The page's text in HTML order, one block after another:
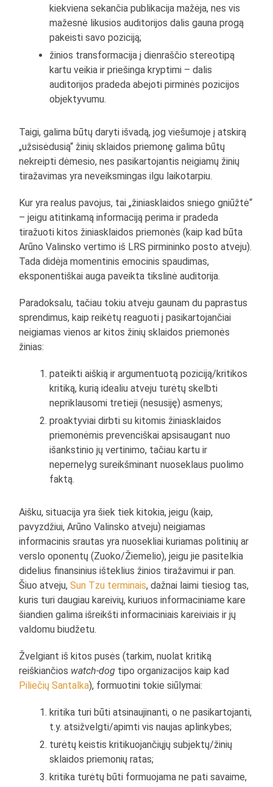
kiekviena sekančia publikacija mažėja, nes vis
mažesnė likusios auditorijos dalis gauna progą
pakeisti savo poziciją;
žinios transformacija į dienraščio stereotipą
kartu veikia ir priešinga kryptimi – dalis
auditorijos pradeda abejoti pirminės pozicijos
objektyvumu.
Taigi, galima būtų daryti išvadą, jog viešumoje į atskirą
„užsisėdusią“ žinių sklaidos priemonę galima būtų
nekreipti dėmesio, nes pasikartojantis neigiamų žinių
tiražavimas yra neveiksmingas ilgu laikotarpiu.
Kur yra realus pavojus, tai „žiniasklaidos sniego gniūžtė“
– jeigu atitinkamą informaciją perima ir pradeda
tiražuoti kitos žiniasklaidos priemonės (kaip kad būta
Arūno Valinsko vertimo iš LRS pirmininko posto atveju).
Tada didėja momentinis emocinis spaudimas,
eksponentiškai auga paveikta tikslinė auditorija.
Paradoksalu, tačiau tokiu atveju gaunam du paprastus
sprendimus, kaip reikėtų reaguoti į pasikartojančiai
neigiamas vienos ar kitos žinių sklaidos priemonės
žinias:
pateikti aiškią ir argumentuotą poziciją/kritikos
kritiką, kurią idealiu atveju turėtų skelbti
nepriklausomi tretieji (nesusiję) asmenys;
proaktyviai dirbti su kitomis žiniasklaidos
priemonėmis prevenciškai apsisaugant nuo
išankstinio jų vertinimo, tačiau kartu ir
nepernelyg sureikšminant nuoseklaus puolimo
faktą.
Aišku, situacija yra šiek tiek kitokia, jeigu (kaip,
pavyzdžiui, Arūno Valinsko atveju) neigiamas
informacinis srautas yra nuosekliai kuriamas politinių ar
verslo oponentų (Zuoko/Žiemelio), jeigu jie pasitelkia
didelius finansinius išteklius žinios tiražavimui ir pan.
Šiuo atveju,Sun Tzu terminais, dažnai laimi tiesiog tas,
kuris turi daugiau kareivių, kuriuos informaciniame kare
šiandien galima išreikšti informaciniais kareiviais ir jų
valdomu biudžetu.
Žvelgiant iš kitos pusės (tarkim, nuolat kritiką
reiškiančios watch-dog tipo organizacijos kaip kad
Piliečių Santalka), formuotini tokie siūlymai:
kritika turi būti atsinaujinanti, o ne pasikartojanti,
t.y. atsižvelgti/apimti vis naujas aplinkybes;
turėtų keistis kritikuojančiųjų subjektų/žinių
sklaidos priemonių ratas;
kritika turėtų būti formuojama ne pati savaime,